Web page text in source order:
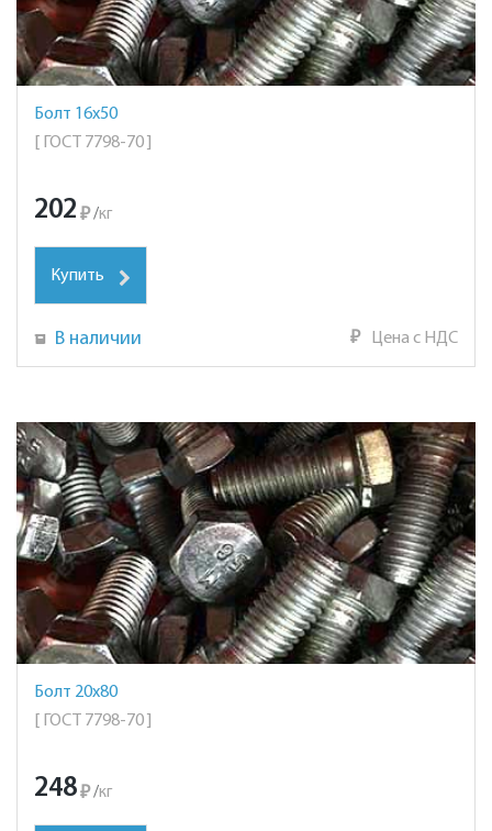
Болт 16х50
[ ГОСТ 7798-70 ]
202 ₽ /кг
Купить
В наличии ₽ Цена с НДС
Болт 20х80
[ ГОСТ 7798-70 ]
248₽ /кг